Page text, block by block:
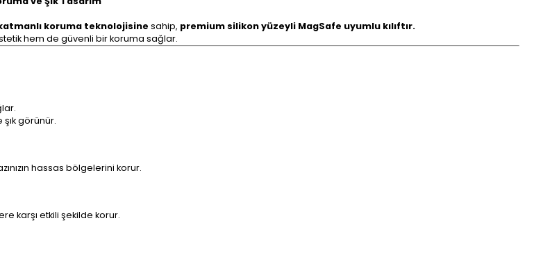
koruma teknolojisine sahip, premium silikon yüzeyli MagSafe uyumlu kılıftır.
hem de güvenli bir koruma sağlar.
şık görünür.
hassas bölgelerini korur.
karşı etkili şekilde korur.